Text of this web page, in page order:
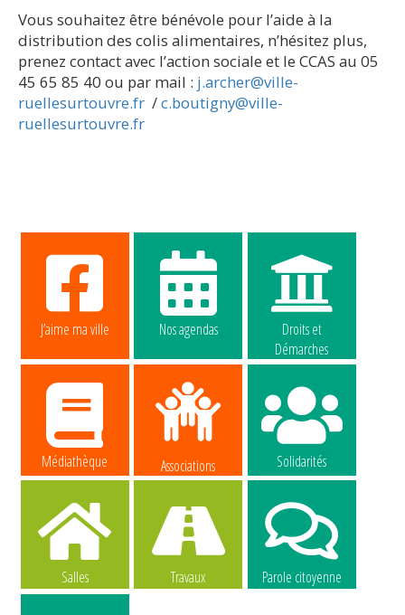
Vous souhaitez être bénévole pour l’aide à la
distribution des colis alimentaires, n’hésitez plus,
prenez contact avec l’action sociale et le CCAS au 05
45 65 85 40 ou par mail : j.archer@ville-
ruellesurtouvre.fr /c.boutigny@ville-
ruellesurtouvre.fr
J’aime ma ville Nos agendas
Droits et
Démarches
Médiathèque Associations Solidarités
Salles Travaux Parole citoyenne